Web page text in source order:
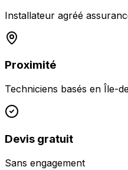
Installateur agréé
Proximité
Techniciens basés en Île-
Devis gratuit
Sans engagement